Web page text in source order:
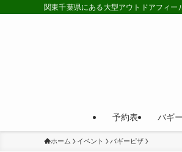
関東千葉県にある大型アウトドアフィー
予約表 バギ
ホーム イベント バギーピザ